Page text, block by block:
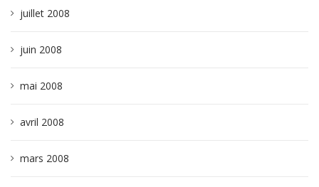
juillet 2008
juin 2008
mai 2008
avril 2008
mars 2008